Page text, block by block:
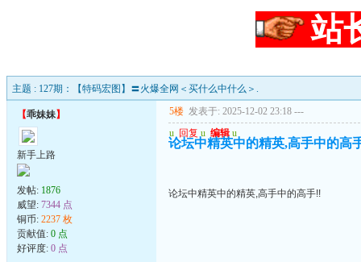
站
主题 : 127期：【特码宏图】〓火爆全网＜买什么中什么＞.
【乖妹妹】
新手上路
发帖: 1876
威望: 7344 点
铜币: 2237 枚
贡献值: 0 点
好评度: 0 点
5楼 发表于: 2025-12-02 23:18 ---
u 回复 u 编辑 u
论坛中精英中的精英,高手中的高
论坛中精英中的精英,高手中的高手!!